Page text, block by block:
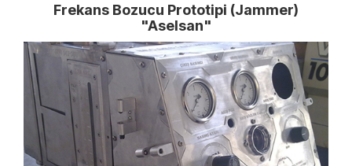
Frekans Bozucu Prototipi (Jammer)
"Aselsan"